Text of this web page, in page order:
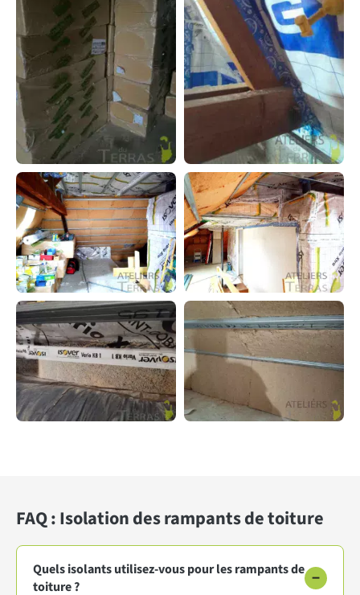
FAQ : Isolation des rampants de toiture
Quels isolants utilisez-vous pour les rampants de
toiture ?
−